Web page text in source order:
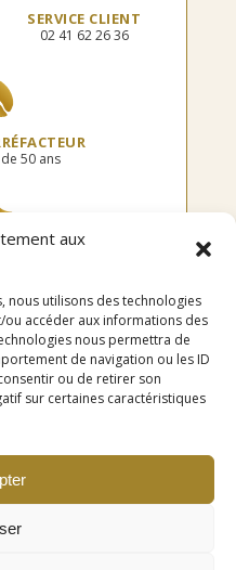
aux
nous utilisons des technologies
accéder aux informations des
nous permettra de
de navigation ou les ID
ou de retirer son
sur certaines caractéristiques
SERVICE CLIENT
02 41 62 26 36
50 ans
FRANCE
75€ d’achat